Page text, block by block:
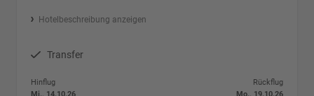
Hotelbeschreibung anzeigen
Transfer
Hinflug
Mi., 14.10.26
Rückflug
Mo., 19.10.26